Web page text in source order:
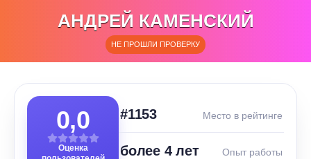
АНДРЕЙ КАМЕНСКИЙ
НЕ ПРОШЛИ ПРОВЕРКУ
0,0
Оценка
#1153 Место в рейтинге
более 4 лет Опыт работы